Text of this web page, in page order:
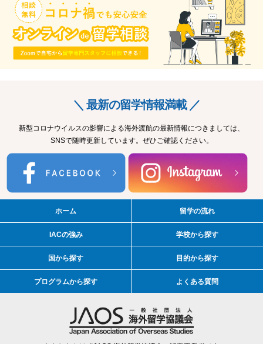
＼ 最新の留学情報満載 ／
新型コロナウイルスの影響による海外渡航の最新情報につきましては、
SNSで随時更新しています。ぜひご確認ください。
ホーム 留学の流れ
IACの強み 学校から探す
国から探す 目的から探す
プログラムから探す よくある質問